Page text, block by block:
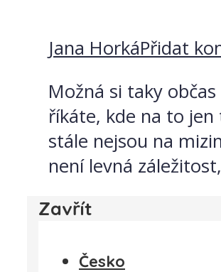
Jana HorkáPřidat
Možná si taky
říkáte, kde na to jen
stále nejsou na
není levná
Zavřít
Česko